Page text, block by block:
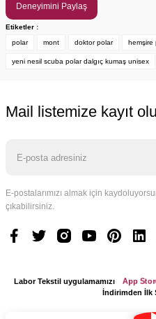
Deneyimini Paylaş
Etiketler :
polar
mont doktor polar hemşire
yeni nesil scuba polar dalgıç kumaş unisex
Mail listemize kayıt
E-postalarımızı almak için
çıkabilirsiniz.
Labor Tekstil uygulamamızı App
İndirimden İlk